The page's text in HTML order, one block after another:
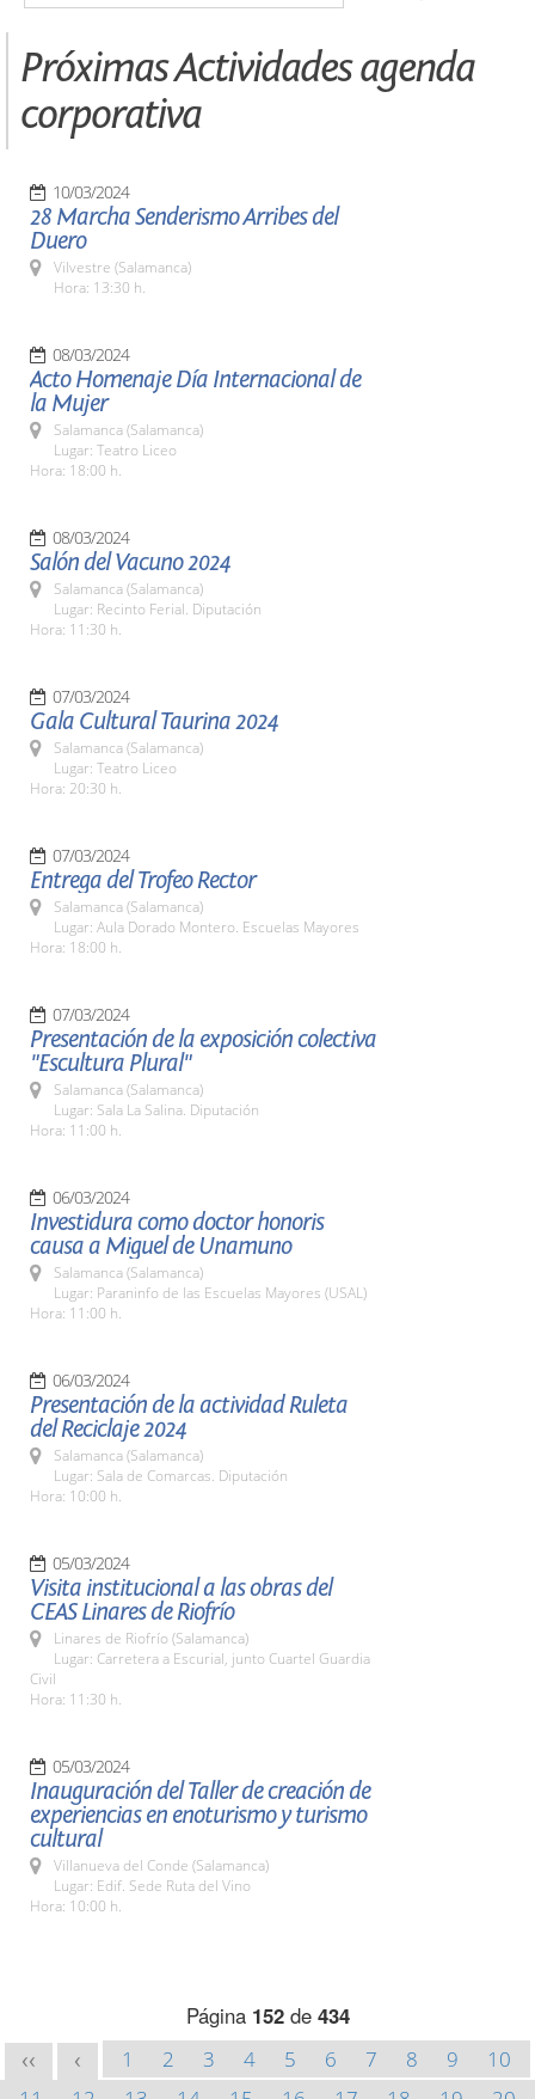
Próximas Actividades agenda
corporativa
10/03/2024
28 Marcha Senderismo Arribes del
Duero
Vilvestre (Salamanca)
Hora: 13:30 h.
08/03/2024
Acto Homenaje Día Internacional de
la Mujer
Salamanca (Salamanca)
Lugar: Teatro Liceo
Hora: 18:00 h.
08/03/2024
Salón del Vacuno 2024
Salamanca (Salamanca)
Lugar: Recinto Ferial. Diputación
Hora: 11:30 h.
07/03/2024
Gala Cultural Taurina 2024
Salamanca (Salamanca)
Lugar: Teatro Liceo
Hora: 20:30 h.
07/03/2024
Entrega del Trofeo Rector
Salamanca (Salamanca)
Lugar: Aula Dorado Montero. Escuelas Mayores
Hora: 18:00 h.
07/03/2024
Presentación de la exposición colectiva
"Escultura Plural"
Salamanca (Salamanca)
Lugar: Sala La Salina. Diputación
Hora: 11:00 h.
06/03/2024
Investidura como doctor honoris
causa a Miguel de Unamuno
Salamanca (Salamanca)
Lugar: Paraninfo de las Escuelas Mayores (USAL)
Hora: 11:00 h.
06/03/2024
Presentación de la actividad Ruleta
del Reciclaje 2024
Salamanca (Salamanca)
Lugar: Sala de Comarcas. Diputación
Hora: 10:00 h.
05/03/2024
Visita institucional a las obras del
CEAS Linares de Riofrío
Linares de Riofrío (Salamanca)
Lugar: Carretera a Escurial, junto Cuartel Guardia
Civil
Hora: 11:30 h.
05/03/2024
Inauguración del Taller de creación de
experiencias en enoturismo y turismo
cultural
Villanueva del Conde (Salamanca)
Lugar: Edif. Sede Ruta del Vino
Hora: 10:00 h.
Página 152de 434
<< < 1 2 3 4 5 6 7 8 9
10